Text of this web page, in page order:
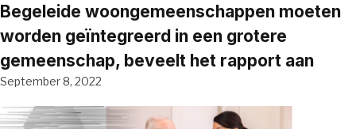
Begeleide woongemeenschappen moeten
worden geïntegreerd in een grotere
gemeenschap, beveelt het rapport aan
September 8, 2022